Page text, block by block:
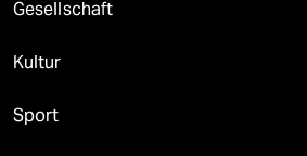
Gesellschaft
Kultur
Sport